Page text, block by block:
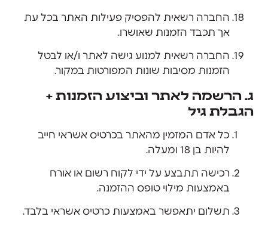
החברה רשאית להפסיק פעילות האתר בכל עת
אך תכבד הזמנות שאושרו.
החברה רשאית למנוע גישה לאתר ו/או לבטל
הזמנות מסיבות שונות המפורטות במקור.
ג. הרשמה לאתר וביצוע הזמנות +
הגבלת גיל
כל אדם המזמין מהאתר בכרטיס אשראי חייב
להיות בן 18 ומעלה.
רכישה תתבצע על ידי לקוח רשום או אורח
באמצעות מילוי טופס ההזמנה.
תשלום יתאפשר באמצעות כרטיס אשראי בלבד.